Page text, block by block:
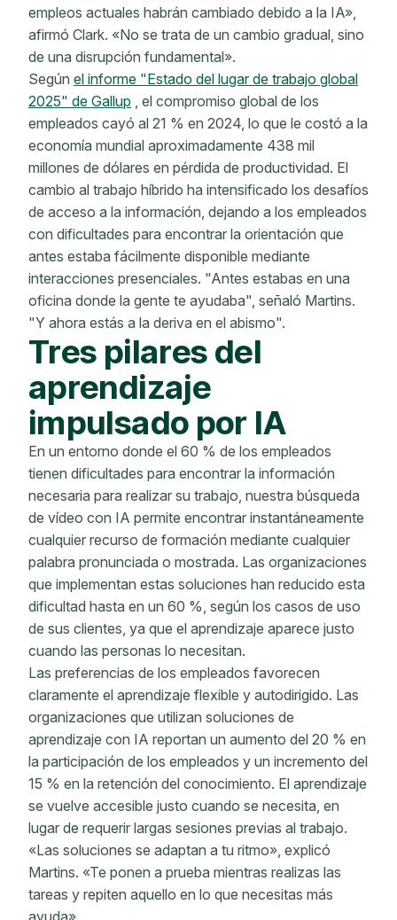
empleos actuales habrán cambiado debido a la IA»,
afirmó Clark. «No se trata de un cambio gradual, sino
de una disrupción fundamental».
Según el informe "Estado del lugar de trabajo global
2025" de Gallup , el compromiso global de los
empleados cayó al 21 % en 2024, lo que le costó a la
economía mundial aproximadamente 438 mil
millones de dólares en pérdida de productividad. El
cambio al trabajo híbrido ha intensificado los desafíos
de acceso a la información, dejando a los empleados
con dificultades para encontrar la orientación que
antes estaba fácilmente disponible mediante
interacciones presenciales. "Antes estabas en una
oficina donde la gente te ayudaba", señaló Martins.
"Y ahora estás a la deriva en el abismo".
Tres pilares del
aprendizaje
impulsado por IA
En un entorno donde el 60 % de los empleados
tienen dificultades para encontrar la información
necesaria para realizar su trabajo, nuestra búsqueda
de vídeo con IA permite encontrar instantáneamente
cualquier recurso de formación mediante cualquier
palabra pronunciada o mostrada. Las organizaciones
que implementan estas soluciones han reducido esta
dificultad hasta en un 60 %, según los casos de uso
de sus clientes, ya que el aprendizaje aparece justo
cuando las personas lo necesitan.
Las preferencias de los empleados favorecen
claramente el aprendizaje flexible y autodirigido. Las
organizaciones que utilizan soluciones de
aprendizaje con IA reportan un aumento del 20 % en
la participación de los empleados y un incremento del
15 % en la retención del conocimiento. El aprendizaje
se vuelve accesible justo cuando se necesita, en
lugar de requerir largas sesiones previas al trabajo.
«Las soluciones se adaptan a tu ritmo», explicó
Martins. «Te ponen a prueba mientras realizas las
tareas y repiten aquello en lo que necesitas más
ayuda».